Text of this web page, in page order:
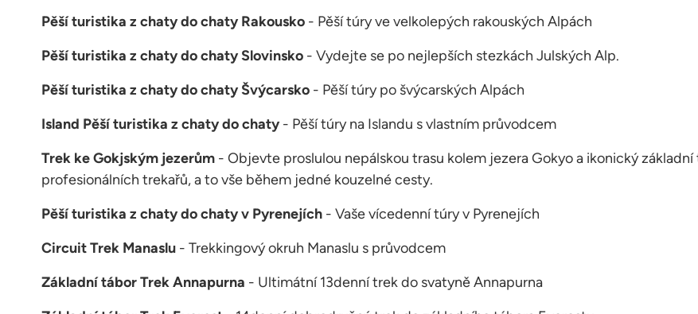
Pěší turistika z chaty do chaty Rakousko - Pěší túry ve velkolepých rakouských Alpách
Pěší turistika z chaty do chaty Slovinsko - Vydejte se po nejlepších stezkách Julských Alp.
Pěší turistika z chaty do chaty Švýcarsko - Pěší túry po švýcarských Alpách
Island Pěší turistika z chaty do chaty - Pěší túry na Islandu s vlastním průvodcem
Trek ke Gokjským jezerům - Objevte proslulou nepálskou trasu kolem jezera Gokyo a ikonický
profesionálních trekařů, a to vše během jedné kouzelné cesty.
Pěší turistika z chaty do chaty v Pyrenejích - Vaše vícedenní túry v Pyrenejích
Circuit Trek Manaslu - Trekkingový okruh Manaslu s průvodcem
Základní tábor Trek Annapurna - Ultimátní 13denní trek do svatyně Annapurna